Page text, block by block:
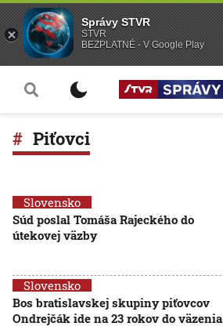
Piťovci
Slovensko
Súd poslal Tomáša Rajeckého do
útekovej väzby
Slovensko
Bos bratislavskej skupiny piťovcov
Ondrejčák ide na 23 rokov do väzenia
Správy STVR
STVR
BEZPLATNÉ - V Google Play